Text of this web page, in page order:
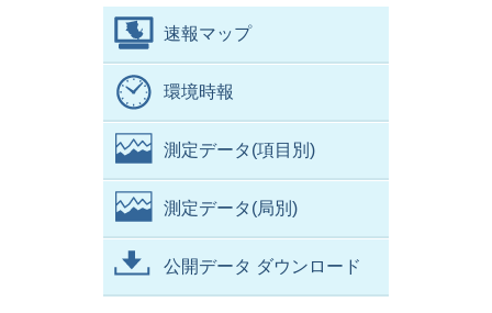
速報マップ
環境時報
測定データ(項目別)
測定データ(局別)
公開データ ダウンロード